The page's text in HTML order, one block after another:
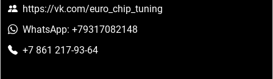
https://vk.com/euro_chip_tuning
WhatsApp: +79317082148
+7 861 217-93-64